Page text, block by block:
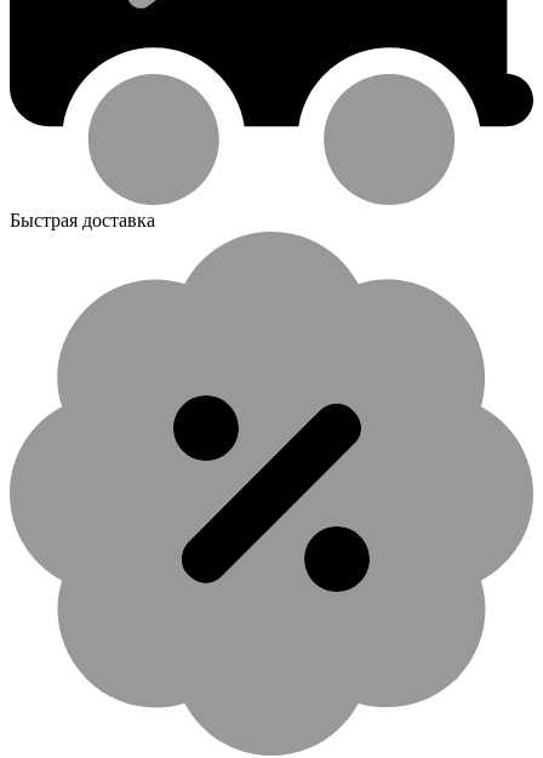
Быстрая доставка